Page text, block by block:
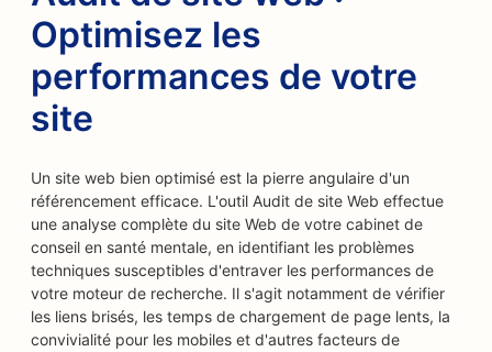
Optimisez les
performances de votre
site
Un site web bien optimisé est la pierre angulaire d'un
référencement efficace. L'outil Audit de site Web effectue
une analyse complète du site Web de votre cabinet de
conseil en santé mentale, en identifiant les problèmes
techniques susceptibles d'entraver les performances de
votre moteur de recherche. Il s'agit notamment de vérifier
les liens brisés, les temps de chargement de page lents, la
convivialité pour les mobiles et d'autres facteurs de